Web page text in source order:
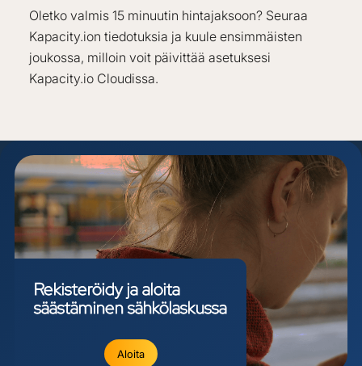
Oletko valmis 15 minuutin hintajaksoon? Seuraa
Kapacity.ion tiedotuksia ja kuule ensimmäisten
joukossa, milloin voit päivittää asetuksesi
Kapacity.io Cloudissa.
Rekisteröidyjaaloita
säästäminensähkölaskussa
Aloita